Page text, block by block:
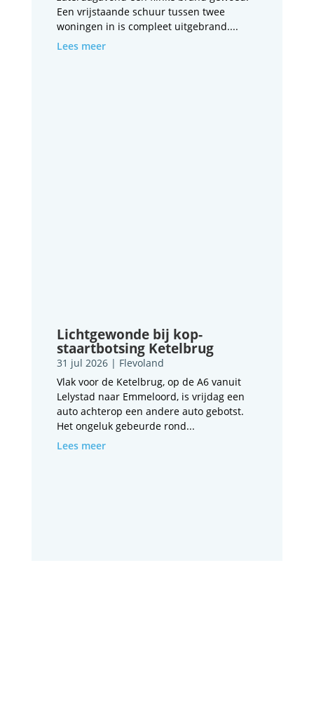
Een vrijstaande schuur tussen twee
woningen in is compleet uitgebrand....
Lees meer
Lichtgewonde bij kop-
staartbotsing Ketelbrug
31 jul 2026| Flevoland
Vlak voor de Ketelbrug, op de A6 vanuit
Lelystad naar Emmeloord, is vrijdag een
auto achterop een andere auto gebotst.
Het ongeluk gebeurde rond...
Lees meer